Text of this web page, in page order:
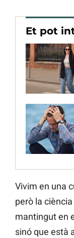
Et pot
Vivim en una
però la
mantingut en
sinó que està